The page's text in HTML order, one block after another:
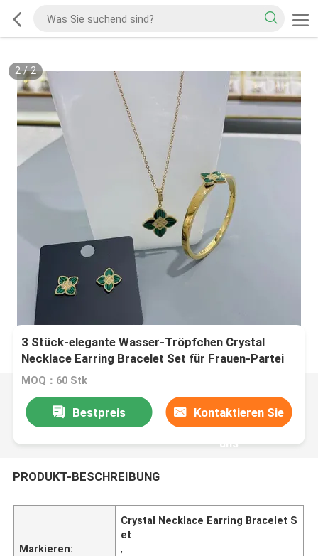
2/2
3 Stück-elegante Wasser-Tröpfchen Crystal
Necklace Earring Bracelet Set für Frauen-Partei
MOQ：60 Stk
Bestpreis Kontaktieren Sie
uns
PRODUKT-BESCHREIBUNG
Markieren:
Crystal Necklace Earring Bracelet S
et
,